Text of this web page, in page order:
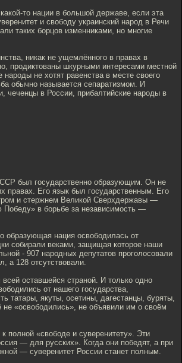
то нации в большой державе, если эта
и свободу украинский народ в Речи
таких борцов изменниками, но многие
никак не ущемлённого в правах в
продиктованы шкурными интересами местной
не хотят равенства в месте своего
обычно называется сепаратизмом. И
чеченцы в России, прибалтийские народы в
был государственно образующим. Он не
правах. Его язык был государственным. Его
и стержнем Великой Сверхдержавы —
в борьбе за независимость —
образующая нация освободилась от
собирали веками, защищая которое наши
- 907 народных депутатов проголосовали
а 128 отсутствовали.
оставшейся страной. И только одно
от нашего государства,
татары, якуты, осетины, дагестанцы, буряты,
«освободились», не объявили им о своём
полной «свободе и суверенитету». Эти
— для русских». Когда они победят, а при
— суверенитет России станет полным.